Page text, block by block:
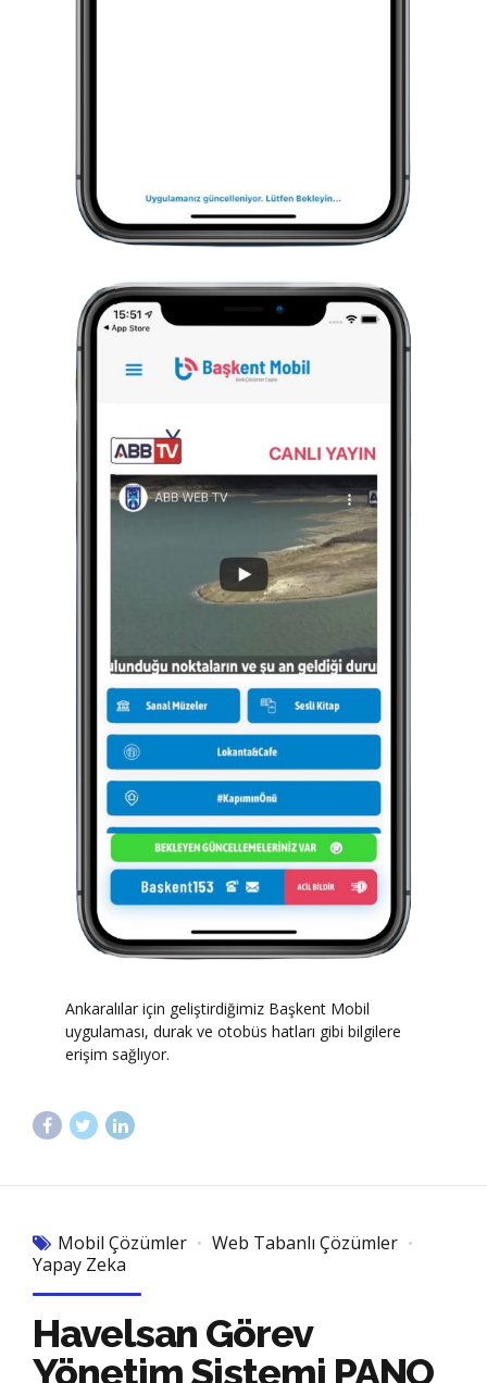
Ankaralılar için geliştirdiğimiz Başkent Mobil
uygulaması, durak ve otobüs hatları gibi bilgilere
erişim sağlıyor.
Mobil Çözümler
Web Tabanlı Çözümler
Yapay Zeka
Havelsan Görev
Yönetim Sistemi PANO